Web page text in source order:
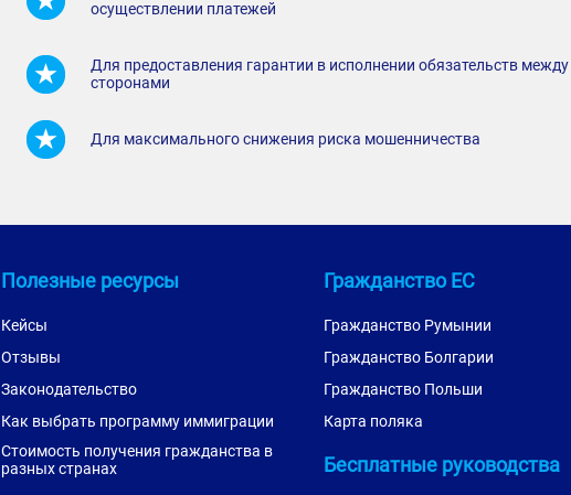
осуществлении платежей
Для предоставления гарантии в исполнении обязательств между
сторонами
Для максимального снижения риска мошенничества
Полезные ресурсы
Кейсы
Отзывы
Законодательство
Как выбрать программу иммиграции
Стоимость получения гражданства в
разных странах
Гражданство ЕС
Гражданство Румынии
Гражданство Болгарии
Гражданство Польши
Карта поляка
Бесплатные руководства